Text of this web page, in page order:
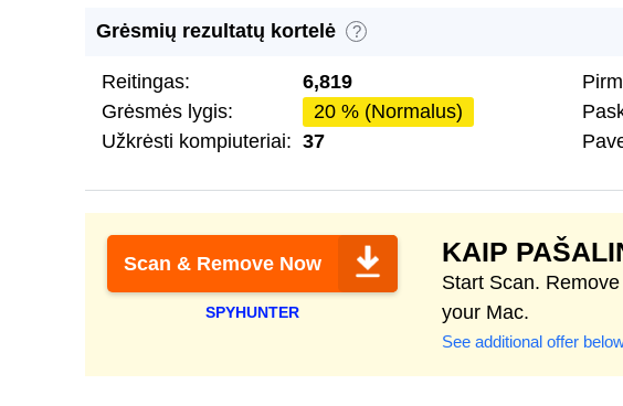
Grėsmių rezultatų kortelė ?
Reitingas:
6,819
Grėsmės lygis:
20 % (Normalus)
Užkrėsti kompiuteriai: 37
Scan & Remove Now
SPYHUNTER
KAIP
Start Scan.
your Mac.
See additional offer